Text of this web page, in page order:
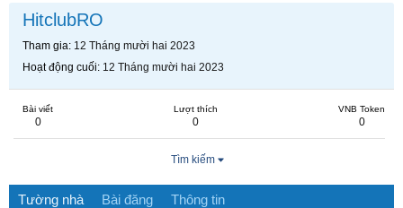
HitclubRO
Tham gia 12 Tháng mười hai 2023
Hoạt động cuối 12 Tháng mười hai 2023
Bài viết
0
Lượt thích
0
VNB Token
0
Tìm kiếm
Tường nhà Bài đăng Thông tin